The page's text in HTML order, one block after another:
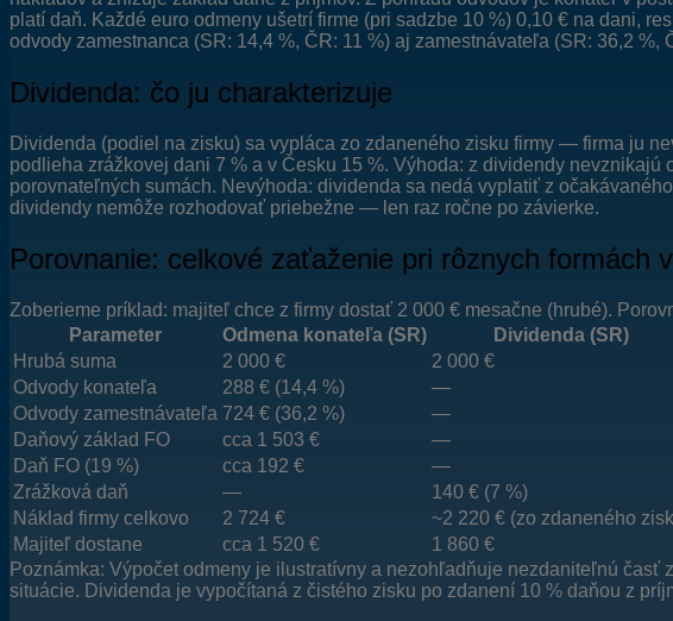
platí daň. Každé euro odmeny ušetrí firme (pri sadzbe 10 %) 0,10 € na dani,
odvody zamestnanca (SR: 14,4 %, ČR: 11 %) aj zamestnávateľa (SR: 36,2 %,
Dividenda: čo ju charakterizuje
Dividenda (podiel na zisku) sa vypláca zo zdaneného zisku firmy — firma ju
podlieha zrážkovej dani 7 % a v Česku 15 %. Výhoda: z dividendy
porovnateľných sumách. Nevýhoda: dividenda sa nedá vyplatiť z
dividendy nemôže rozhodovať priebežne — len raz ročne po závierke.
Porovnanie: celkové zaťaženie pri rôznych formách
Zoberieme príklad: majiteľ chce z firmy dostať 2 000 € mesačne (hrubé).
Parameter
Odmena konateľa (SR)
Dividenda (SR)
Hrubá suma
2 000 €
2 000 €
Odvody konateľa
288 € (14,4 %)
—
Odvody zamestnávateľa 724 € (36,2 %)
—
Daňový základ FO
cca 1 503 €
—
Daň FO (19 %)
cca 192 €
—
Zrážková daň
—
140 € (7 %)
Náklad firmy celkovo
2 724 €
~2 220 € (zo zdaneného
Majiteľ dostane
cca 1 520 €
1 860 €
Poznámka: Výpočet odmeny je ilustratívny a nezohľadňuje nezdaniteľnú
situácie. Dividenda je vypočítaná z čistého zisku po zdanení 10 % daňou z